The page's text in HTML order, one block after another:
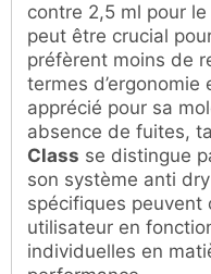
contre 2,5 ml pour le
peut être crucial
préfèrent moins de
termes d’ergonomie
apprécié pour sa
absence de fuites,
Class se distingue
son système anti
spécifiques peuvent
utilisateur en
individuelles en